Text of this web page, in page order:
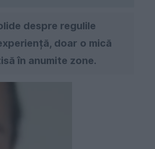
despre regulile
doar o mică
în anumite zone.